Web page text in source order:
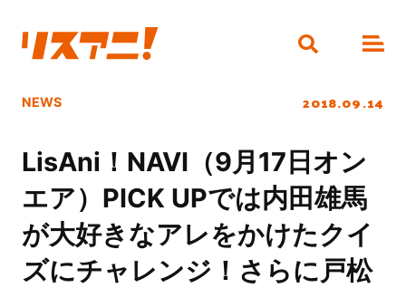
NEWS 2018.09.14
LisAni！NAVI（9月17日オン
エア）PICK UPでは内田雄馬
が大好きなアレをかけたクイ
ズにチャレンジ！さらに戸松